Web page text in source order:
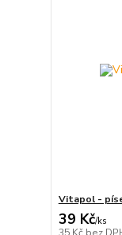
Vitapol -
39 Kč/ks